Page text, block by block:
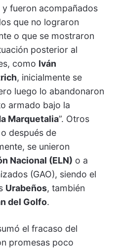
fueron acompañados
que no lograron
o que se mostraron
posterior al
como Iván
, inicialmente se
luego lo abandonaron
armado bajo la
Marquetalia”. Otros
después de
se unieron
Nacional (ELN) o a
(GAO), siendo el
Urabeños, también
del Golfo.
el fracaso del
promesas poco